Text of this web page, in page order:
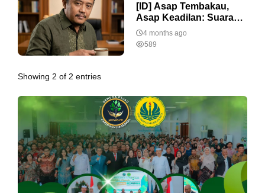
[ID] Asap Tembakau,
Asap Keadilan: Suara
dari Ladang Madura
4 months ago
589
Showing 2 of 2 entries